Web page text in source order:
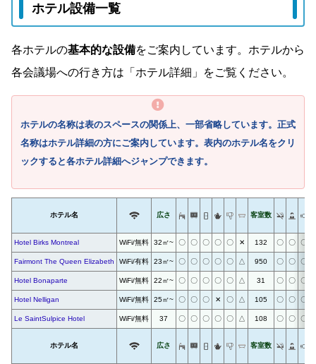
ホテル設備一覧
各ホテルの基本的な設備をご案内しています。ホテルから
各会議場への行き方は「ホテル詳細」をご覧ください。
ホテルの名称は表のスペースの関係上、一部省略しています。正式
名称はホテル詳細の方にご案内しています。表内のホテル名をクリ
ックすると各ホテル詳細へジャンプできます。
ホテル名 広さ 客室数
Hotel Birks Montreal WiFi/無料 32㎡~ 〇 〇 〇 〇 〇 ✕ 132 〇 〇 〇
Fairmont The Queen Elizabeth WiFi/有料 23㎡~ 〇 〇 〇 〇 〇 △ 950 〇 〇 〇
Hotel Bonaparte WiFi/無料 22㎡~ 〇 〇 〇 〇 〇 △ 31 〇 〇 〇
Hotel Nelligan WiFi/無料 25㎡~ 〇 〇 〇 ✕ 〇 △ 105 〇 〇 〇
Le SaintSulpice Hotel WiFi/無料 37 〇 〇 〇 〇 〇 △ 108 〇 〇 〇
ホテル名 広さ 客室数